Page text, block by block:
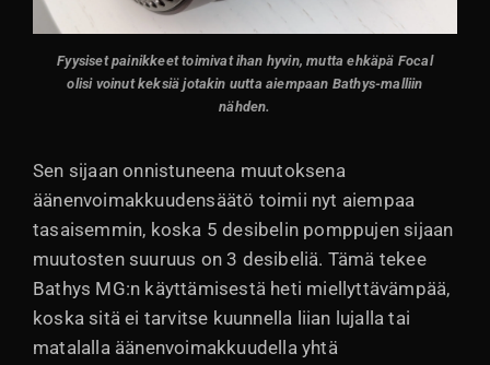
Fyysiset painikkeet toimivat ihan hyvin, mutta ehkäpä Focal
olisi voinut keksiä jotakin uutta aiempaan Bathys-malliin
nähden.
Sen sijaan onnistuneena muutoksena
äänenvoimakkuudensäätö toimii nyt aiempaa
tasaisemmin, koska 5 desibelin pomppujen sijaan
muutosten suuruus on 3 desibeliä. Tämä tekee
Bathys MG:n käyttämisestä heti miellyttävämpää,
koska sitä ei tarvitse kuunnella liian lujalla tai
matalalla äänenvoimakkuudella yhtä